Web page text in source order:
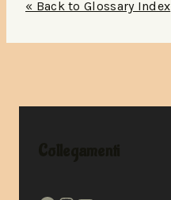
« Back to Glossary Index